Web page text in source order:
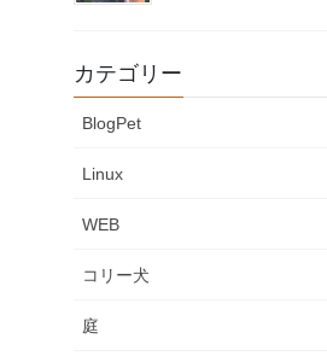
カテゴリー
BlogPet
Linux
WEB
コリー犬
庭